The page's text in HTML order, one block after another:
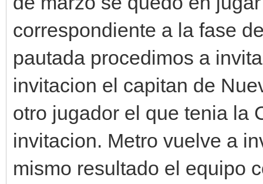
correspondiente a la fase
pautada procedimos a
invitacion el capitan de
otro jugador el que tenia la
invitacion. Metro vuelve a
mismo resultado el equipo